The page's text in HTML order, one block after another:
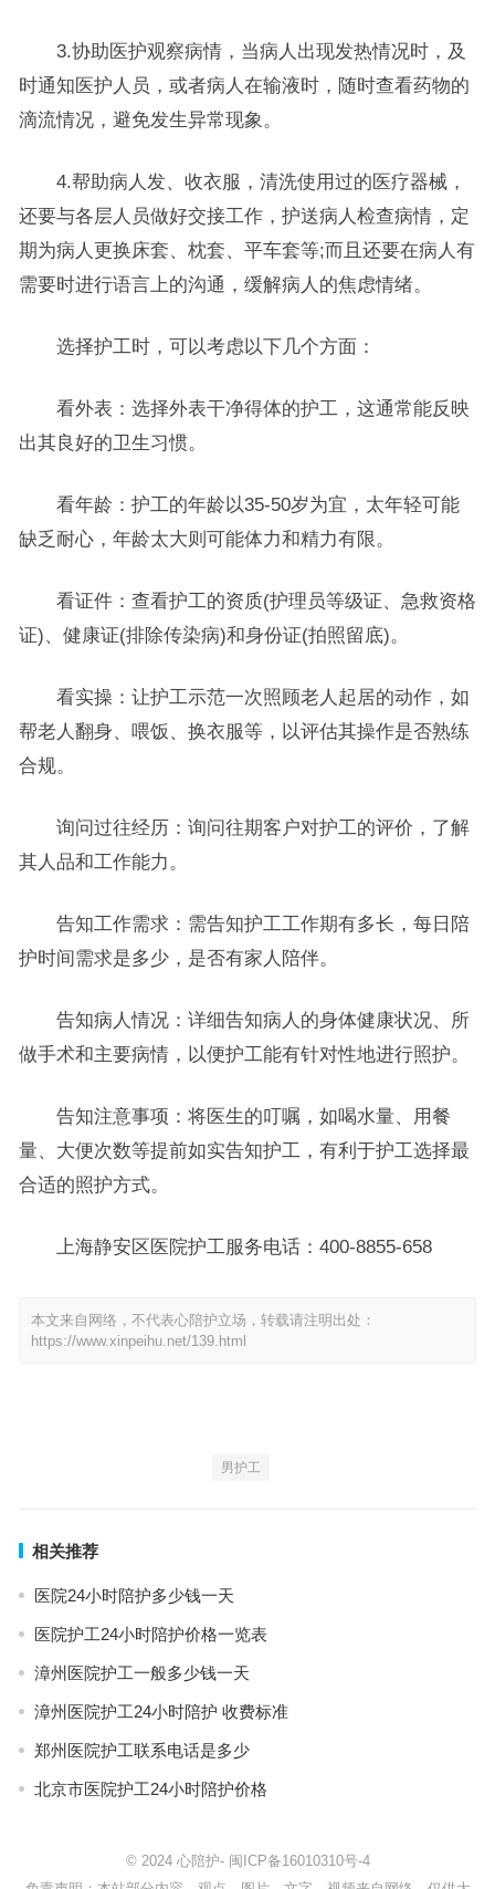
3.协助医护观察病情，当病人出现发热情况时，及
时通知医护人员，或者病人在输液时，随时查看药物的
滴流情况，避免发生异常现象。
4.帮助病人发、收衣服，清洗使用过的医疗器械，
还要与各层人员做好交接工作，护送病人检查病情，定
期为病人更换床套、枕套、平车套等;而且还要在病人有
需要时进行语言上的沟通，缓解病人的焦虑情绪。
选择护工时，可以考虑以下几个方面：
看外表：选择外表干净得体的护工，这通常能反映
出其良好的卫生习惯。
看年龄：护工的年龄以35-50岁为宜，太年轻可能
缺乏耐心，年龄太大则可能体力和精力有限。
看证件：查看护工的资质(护理员等级证、急救资格
证)、健康证(排除传染病)和身份证(拍照留底)。
看实操：让护工示范一次照顾老人起居的动作，如
帮老人翻身、喂饭、换衣服等，以评估其操作是否熟练
合规。
询问过往经历：询问往期客户对护工的评价，了解
其人品和工作能力。
告知工作需求：需告知护工工作期有多长，每日陪
护时间需求是多少，是否有家人陪伴。
告知病人情况：详细告知病人的身体健康状况、所
做手术和主要病情，以便护工能有针对性地进行照护。
告知注意事项：将医生的叮嘱，如喝水量、用餐
量、大便次数等提前如实告知护工，有利于护工选择最
合适的照护方式。
上海静安区医院护工服务电话：400-8855-658
本文来自网络，不代表心陪护立场，转载请注明出处：
https://www.xinpeihu.net/139.html
男护工
相关推荐
医院24小时陪护多少钱一天
医院护工24小时陪护价格一览表
漳州医院护工一般多少钱一天
漳州医院护工24小时陪护 收费标准
郑州医院护工联系电话是多少
北京市医院护工24小时陪护价格
© 2024 心陪护- 闽ICP备16010310号-4